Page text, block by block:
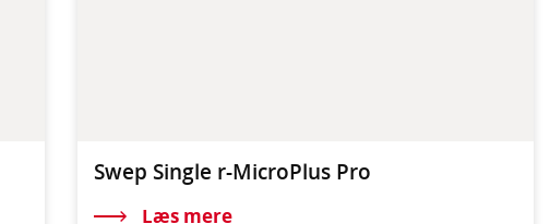
Swep Single r-MicroPlus Pro
Læs mere